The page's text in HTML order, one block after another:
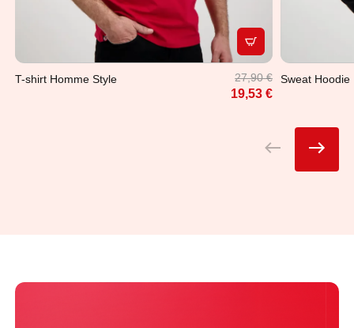
APERÇU RAPIDE
T-shirt Homme Style 27,90 €
19,53 €
Sweat